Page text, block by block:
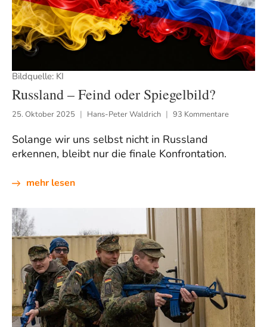
Bildquelle: KI
Russland – Feind oder Spiegelbild?
25. Oktober 2025 Hans-Peter Waldrich 93 Kommentare
Solange wir uns selbst nicht in Russland
erkennen, bleibt nur die finale Konfrontation.
mehr lesen